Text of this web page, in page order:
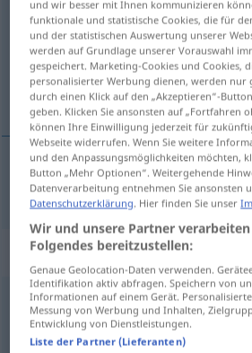
Übersicht aller Übersetzungen
(Für mehr Details die Übersetzung
landlig
landlig ländlich
Synonyme für
bäuerlich
und wir besser mit Ihnen kommunizieren
funktionale und statistische Cookies, die für
und der statistischen Auswertung unserer
werden auf Grundlage unserer Vorauswahl
gespeichert. Marketing-Cookies und Cookies,
personalisierter Werbung dienen, werden nur
durch einen Klick auf den „Akzeptieren“-
geben. Klicken Sie ansonsten auf „Fortfahren
können Ihre Einwilligung jederzeit für
Webseite widerrufen. Wenn Sie weitere
und den Anpassungsmöglichkeiten möchten,
Button „Mehr Optionen“. Weitergehende
Datenverarbeitung entnehmen Sie ansonsten
Datenschutzerklärung. Hier finden Sie unser
Wir und unsere Partner
Folgendes bereitzustellen:
Genaue Geolocation-Daten verwenden.
Identifikation aktiv abfragen. Speichern von
Informationen auf einem Gerät.
Messung von Werbung und Inhalten,
Entwicklung von Dienstleistungen.
Liste der Partner (Lieferanten)